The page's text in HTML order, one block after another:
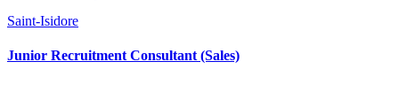
Saint-Isidore
Junior Recruitment Consultant (Sales)